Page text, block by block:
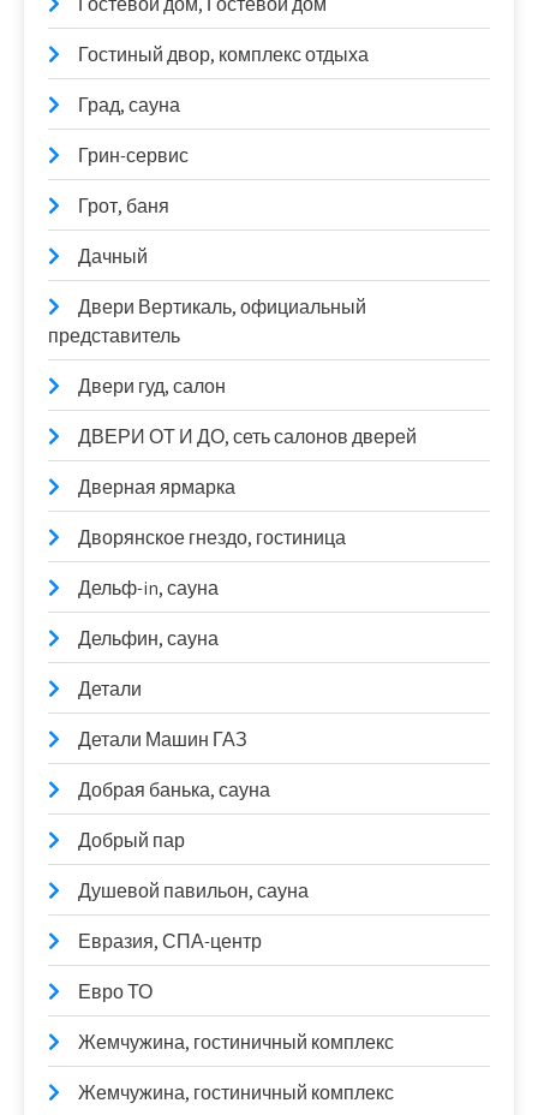
Гостиный двор, комплекс отдыха
Град, сауна
Грин-сервис
Грот, баня
Дачный
Двери Вертикаль, официальный
представитель
Двери гуд, салон
ДВЕРИ ОТ И ДО, сеть салонов дверей
Дверная ярмарка
Дворянское гнездо, гостиница
Дельф-in, сауна
Дельфин, сауна
Детали
Детали Машин ГАЗ
Добрая банька, сауна
Добрый пар
Душевой павильон, сауна
Евразия, СПА-центр
Евро ТО
Жемчужина, гостиничный комплекс
Жемчужина, гостиничный комплекс